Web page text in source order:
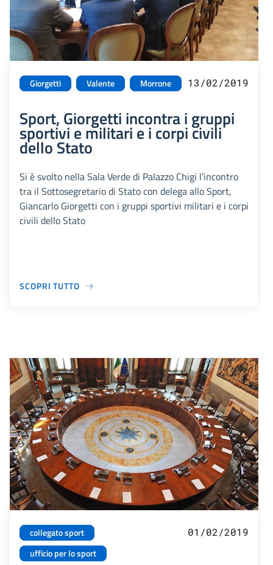
Giorgetti Valente Morrone 13/02/2019
Sport, Giorgetti incontra i gruppi
sportivi e militari e i corpi civili
dello Stato
Si è svolto nella Sala Verde di Palazzo Chigi l’incontro
tra il Sottosegretario di Stato con delega allo Sport,
Giancarlo Giorgetti con i gruppi sportivi militari e i corpi
civili dello Stato
SCOPRI TUTTO
collegato sport
ufficio per lo sport
01/02/2019